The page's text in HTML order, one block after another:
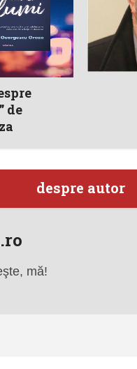
de
despre autor
mă!